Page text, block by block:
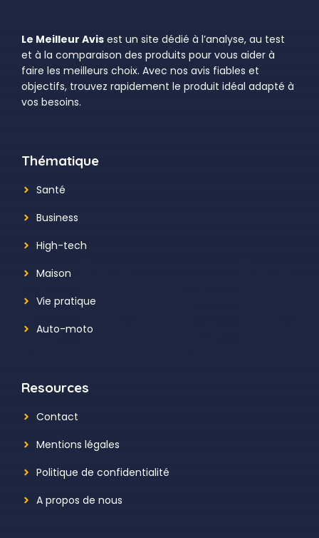
Le Meilleur Avis est un site dédié à l’analyse, au test
et à la comparaison des produits pour vous aider à
faire les meilleurs choix. Avec nos avis fiables et
objectifs, trouvez rapidement le produit idéal adapté à
vos besoins.
Thématique
Santé
Business
High-tech
Maison
Vie pratique
Auto-moto
Resources
Contact
Mentions légales
Politique de confidentialité
A propos de nous